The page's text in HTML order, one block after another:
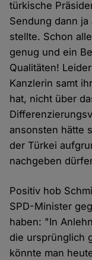
türkische
Sendung dann
stellte. Schon
genug und ein
Qualitäten!
Kanzlerin samt
hat, nicht über
ansonsten hätte
der Türkei
nachgeben
Positiv hob
SPD-Minister
haben: "In
die ursprünglich
könnte man